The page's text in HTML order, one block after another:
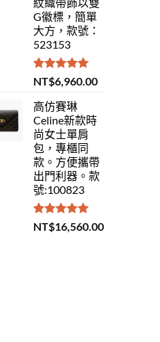
G徽標，簡單
大方，款號：
523153
評分5.00
滿分 5
NT$6,960.00
高仿賽琳
Celine新款時
尚女士單肩
包，專櫃同
款。方便攜帶
出門利器。款
號:100823
評分5.00
滿分 5
NT$16,560.00